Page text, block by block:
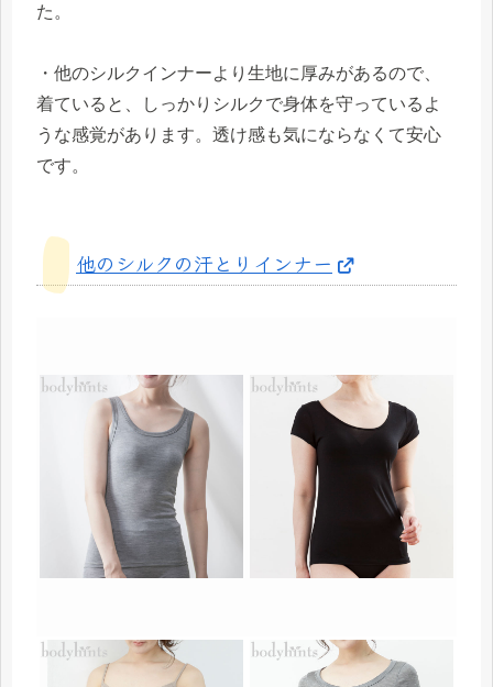
た。
・他のシルクインナーより生地に厚みがあるので、
着ていると、しっかりシルクで身体を守っているよ
うな感覚があります。透け感も気にならなくて安心
です。
他のシルクの汗とりインナー